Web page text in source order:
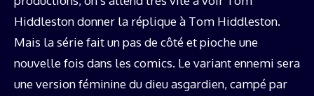
Hiddleston donner la réplique à Tom Hiddleston.
Mais la série fait un pas de côté et pioche une
nouvelle fois dans les comics. Le variant ennemi sera
une version féminine du dieu asgardien, campé par